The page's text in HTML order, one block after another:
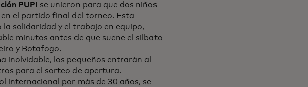
PUPI
se unieron para que dos niños
el partido final del torneo. Esta
solidaridad y el trabajo en equipo,
minutos antes de que suene el silbato
y Botafogo.
inolvidable, los pequeños entrarán al
para el sorteo de apertura.
internacional por más de 30 años, se